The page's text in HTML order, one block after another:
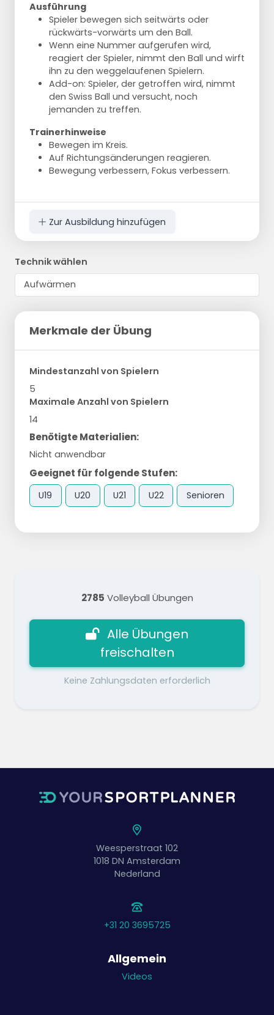
Ausführung
Spieler bewegen sich seitwärts oder
rückwärts-vorwärts um den Ball.
Wenn eine Nummer aufgerufen wird,
reagiert der Spieler, nimmt den Ball und wirft
ihn zu den weggelaufenen Spielern.
Add-on: Spieler, der getroffen wird, nimmt
den Swiss Ball und versucht, noch
jemanden zu treffen.
Trainerhinweise
Bewegen im Kreis.
Auf Richtungsänderungen reagieren.
Bewegung verbessern, Fokus verbessern.
Zur Ausbildung hinzufügen
Technik wählen
Merkmale der Übung
Mindestanzahl von Spielern
5
Maximale Anzahl von Spielern
14
Benötigte Materialien:
Nicht anwendbar
Geeignet für folgende Stufen:
U19 U20 U21 U22 Senioren
2785 Volleyball Übungen
Alle Übungen
freischalten
Keine Zahlungsdaten erforderlich
Weesperstraat 102
1018 DN Amsterdam
Nederland
+31 20 3695725
Allgemein
Videos